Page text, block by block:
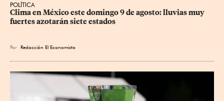
POLÍTICA
Clima en México este domingo 9 de agosto: lluvias muy
fuertes azotarán siete estados
Por Redacción El Economista